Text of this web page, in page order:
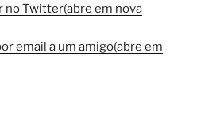
no Twitter(abre em nova
email a um amigo(abre em